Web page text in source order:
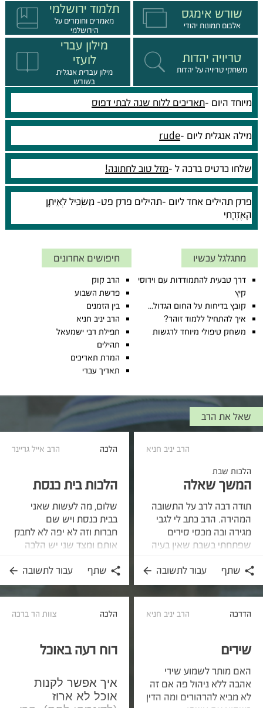
שורש אימגס
אלבום תמונות יהודי
תלמוד ירושלמי
מאמרים וחומרים על
הירושלמי
טריויה יהדות
משחקי טריויה על יהדות
מילון עברי
לועזי
מילון עברית אנגלית
בשורש
מיוחד היום -תאריכים ללוח שנה לבתי דפוס
מילה אנגלית ליום -rude
שלחו כרטיס ברכה ל -מזל טוב לחתונה!
פרק תהילים אחד ליום -תהילים פרק פט- מַשְׂכִּיל לְאֵיתָן
הָאֶזְרָחִי
מתגלגל עכשיו
דרך טבעית להתמודדות עם וירוסי
קיץ
קובץ בדיחות על החום הגדול...
איך להתחיל ללמוד זוהר?
משחק טיפולי מיוחד לרגשות
חיפושים אחרונים
הרב קוק
פרשת השבוע
בין הזמנים
הרב יניב חניא
תפילת רבי ישמעאל
תהילים
המרת תאריכים
תאריך עברי
שאל את הרב
הלכות שבת
הרב יניב חניא
המשך שאלה
תודה רבה לרב על התשובה
המהירה. הרב כתב לי לגבי
מגירה ובה מכסי סירים
שפתחתי בשבת שאין בעיה
לתוכה, אך גם שרוב
הסיכויים שהמגירה לא
הייתה אסורה בפתיחה כי היו
בה ככל הנראה כלים
כפות הגשה. האם בשל כך
בשבת בעתיד? (הבנתי שיש
עניין שמותר רק אם החפץ
המותר יקר יותר מהחפץ
שתף עבור לתשובה
הלכה הרב אייל גריינר
הלכות בית כנסת
שלום, מה לעשות שאני
בבית כנסת ויש שם
חברות וזה לא יפה לא לחבק
אותם ומצד שני יש הלכה
כנסת כי זה מראה אהבה
אולי יותר מה'. האם זה נכון
גם לגבי חברות? אני ממש
מעריכה את העזרה שתה
שתף עבור לתשובה
הדרכה הרב יניב חניא
שירים
האם מותר לשמוע שירי
אהבה ללא ניהול פה אם זה
לא מביא להרהורים ומה הדין
הלכה צוות הר ברכה
רוח רעה באוכל
איך אפשר לקנות
אוכל לא ארוז